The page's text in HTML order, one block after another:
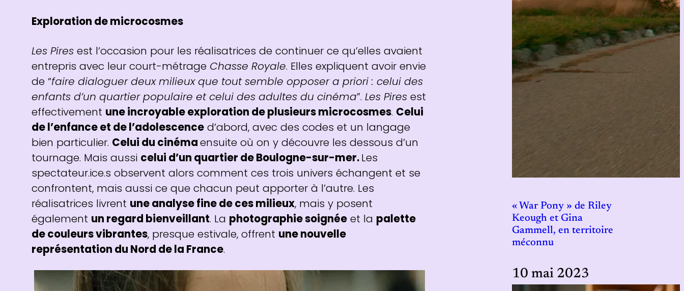
Exploration de microcosmes
Les Piresest l’occasion pour les réalisatrices de continuer ce qu’elles avaient
entrepris avec leur court-métrage Chasse Royale. Elles expliquent avoir envie
de “faire dialoguer deux milieux que tout semble opposer a priori : celui des
enfants d’un quartier populaire et celui des adultes du cinéma”. Les Piresest
effectivement une incroyable exploration de plusieurs microcosmes. Celui
de l’enfance et de l’adolescenced’abord, avec des codes et un langage
bien particulier. Celui du cinémaensuite où on y découvre les dessous d’un
tournage. Mais aussi celui d’un quartier de Boulogne-sur-mer.Les
spectateur.ice.s observent alors comment ces trois univers échangent et se
confrontent, mais aussi ce que chacun peut apporter à l’autre. Les
réalisatrices livrent une analyse fine de ces milieux, mais y posent
également un regard bienveillant. La photographie soignéeet la palette
de couleurs vibrantes, presque estivale, offrent une nouvelle
représentation du Nord de la France.
« War Pony » de Riley
Keough et Gina
Gammell, en territoire
méconnu
10 mai 2023